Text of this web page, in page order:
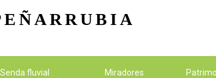
Senda fluvial Miradores